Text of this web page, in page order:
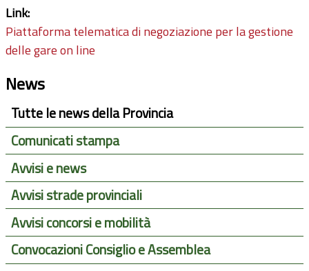
Link:
Piattaforma telematica di negoziazione per la gestione
delle gare on line
News
Tutte le news della Provincia
Comunicati stampa
Avvisi e news
Avvisi strade provinciali
Avvisi concorsi e mobilità
Convocazioni Consiglio e Assemblea